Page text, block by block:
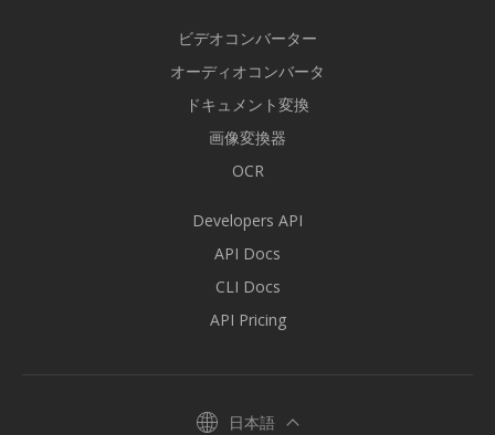
ビデオコンバーター
オーディオコンバータ
ドキュメント変換
画像変換器
OCR
Developers API
API Docs
CLI Docs
API Pricing
日本語